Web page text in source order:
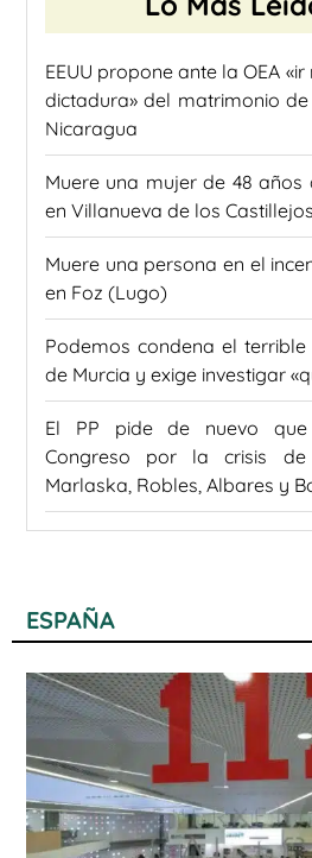
EEUU propone ante la OEA
dictadura» del matrimonio
Nicaragua
Muere una mujer de 48
en Villanueva de los Castillejos
Muere una persona en el
en Foz (Lugo)
Podemos condena el
de Murcia y exige investigar
El PP pide de nuevo
Congreso por la crisis
Marlaska, Robles, Albares y
ESPAÑA